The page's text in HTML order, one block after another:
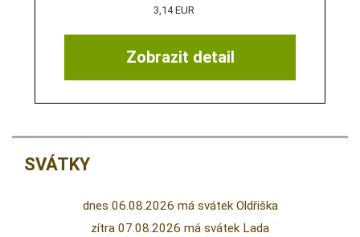
Zobrazit detail
3,14 EUR
SVÁTKY
dnes 06.08.2026 má svátek Oldřiška
zítra 07.08.2026 má svátek Lada